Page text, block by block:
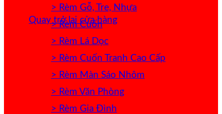
Quay trở lại cửa hàng
> Rèm Gỗ, Tre, Nhựa
> Rèm Cuốn
> Rèm Lá Dọc
> Rèm Cuốn Tranh Cao Cấp
> Rèm Màn Sáo Nhôm
> Rèm Văn Phòng
> Rèm Gia Đình